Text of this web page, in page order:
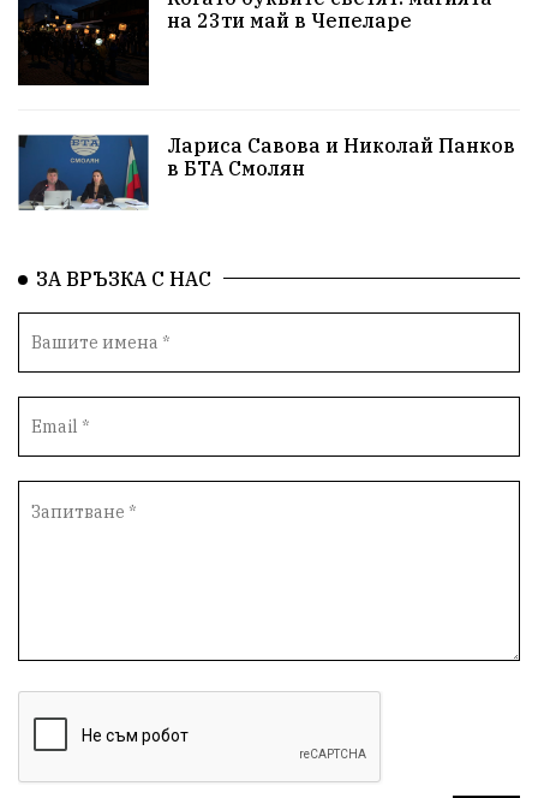
на 23ти май в Чепеларе
Лариса Савова и Николай Панков
в БТА Смолян
ЗА ВРЪЗКА С НАС